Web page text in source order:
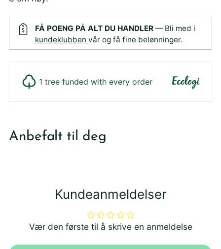
FÅ POENG PÅ ALT DU HANDLER — Bli med i
kundeklubben vår og få fine belønninger.
1 tree funded with every order
produktet
iAnbefalt til deg
Kundeanmeldelser
Vær den første til å skrive en anmeldelse